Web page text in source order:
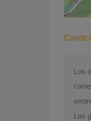
Los
Los